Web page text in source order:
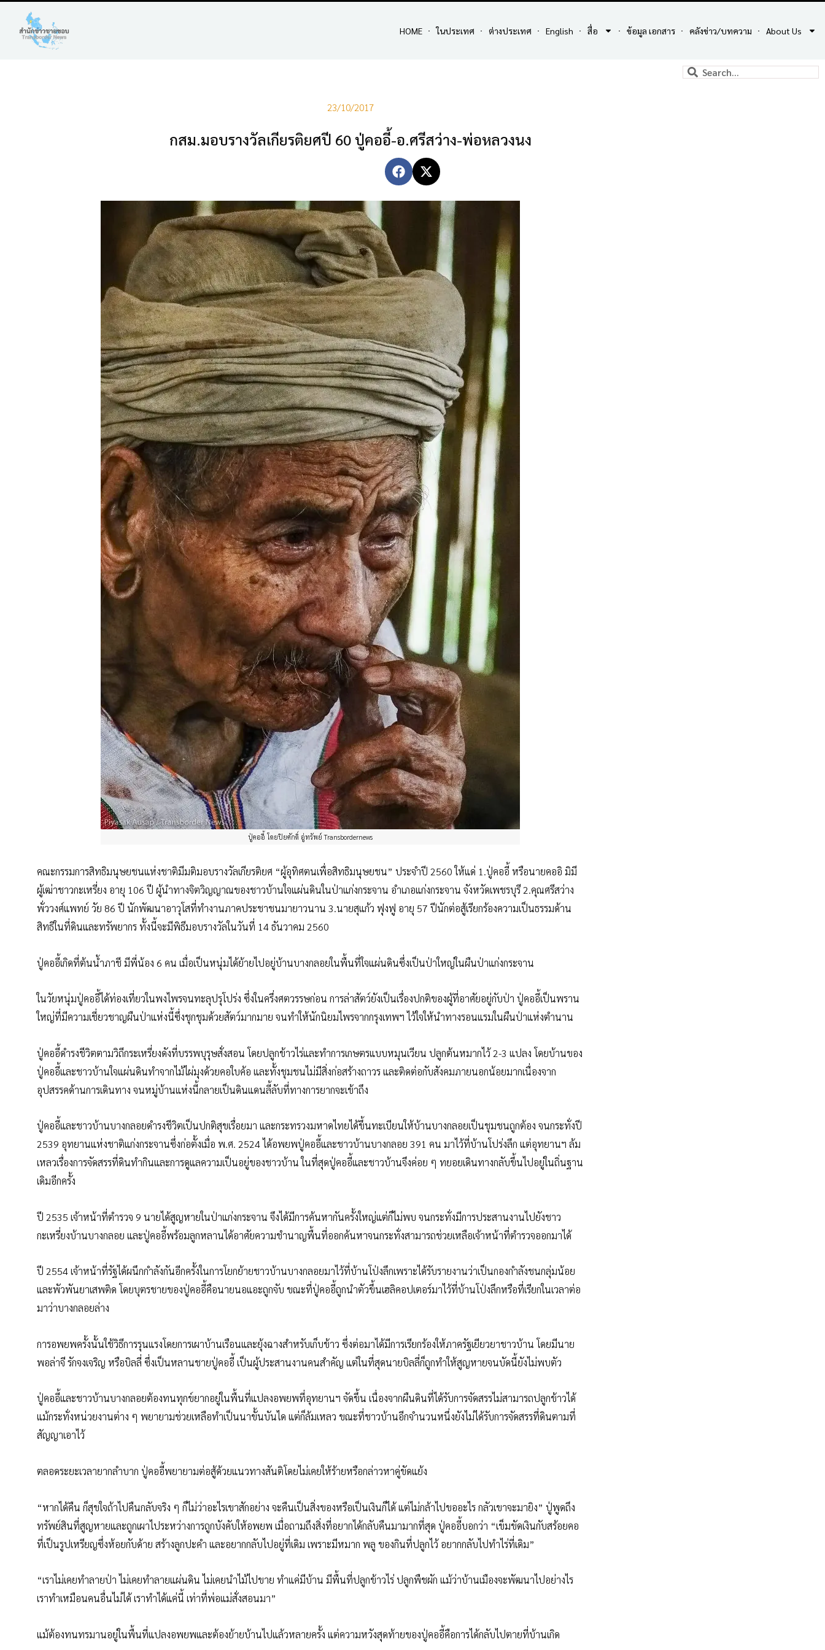
HOME ในประเทศ ต่างประเทศ English สื่อ ข้อมูล เอกสาร คลังข่าว/บทความ About Us
23/10/2017
กสม.มอบรางวัลเกียรติยศปี 60 ปู่คออี้-อ.ศรีสว่าง-พ่อหลวงนง
ปู่คออี้ โดยปิยศักดิ์ อู่ทรัพย์ Transbordernews
คณะกรรมการสิทธิมนุษยชนแห่งชาติมีมติมอบรางวัลเกียรติยศ “ผู้อุทิศตนเพื่อสิทธิมนุษยชน” ประจำปี 2560 ให้แด่ 1.ปู่คออี้ หรือนายคออิ มิมี
ผู้เฒ่าชาวกะเหรี่ยง อายุ 106 ปี ผู้นำทางจิตวิญญาณของชาวบ้านใจแผ่นดินในป่าแก่งกระจาน อำเภอแก่งกระจาน จังหวัดเพชรบุรี 2.คุณศรีสว่าง
พั่ววงศ์แพทย์ วัย 86 ปี นักพัฒนาอาวุโสที่ทำงานภาคประชาชนมายาวนาน 3.นายสุแก้ว ฟุงฟู อายุ 57 ปีนักต่อสู้เรียกร้องความเป็นธรรมด้าน
สิทธิในที่ดินและทรัพยากร ทั้งนี้จะมีพิธีมอบรางวัลในวันที่ 14 ธันวาคม 2560
ปู่คออี้เกิดที่ต้นน้ำภาชี มีพี่น้อง 6 คน เมื่อเป็นหนุ่มได้ย้ายไปอยู่บ้านบางกลอยในพื้นที่ใจแผ่นดินซึ่งเป็นป่าใหญ่ในผืนป่าแก่งกระจาน
ในวัยหนุ่มปู่คออี้ได้ท่องเที่ยวในพงไพรจนทะลุปรุโปร่ง ซึ่งในครึ่งศตวรรษก่อน การล่าสัตว์ยังเป็นเรื่องปกติของผู้ที่อาศัยอยู่กับป่า ปู่คออี้เป็นพราน
ใหญ่ที่มีความเชี่ยวชาญผืนป่าแห่งนี้ซึ่งชุกชุมด้วยสัตว์มากมาย จนทำให้นักนิยมไพรจากกรุงเทพฯ ไว้ใจให้นำทางรอนแรมในผืนป่าแห่งตำนาน
ปู่คออี้ดำรงชีวิตตามวิถีกระเหรี่ยงดังที่บรรพบุรุษสั่งสอน โดยปลูกข้าวไร่และทำการเกษตรแบบหมุนเวียน ปลูกต้นหมากไว้ 2-3 แปลง โดยบ้านของ
ปู่คออี้และชาวบ้านใจแผ่นดินทำจากไม้ไผ่มุงด้วยคอใบค้อ และทั้งชุมชนไม่มีสิ่งก่อสร้างถาวร และติดต่อกับสังคมภายนอกน้อยมากเนื่องจาก
อุปสรรคด้านการเดินทาง จนหมู่บ้านแห่งนี้กลายเป็นดินแดนลี้ลับที่ทางการยากจะเข้าถึง
ปู่คออี้และชาวบ้านบางกลอยดำรงชีวิตเป็นปกติสุขเรื่อยมา และกระทรวงมหาดไทยได้ขึ้นทะเบียนให้บ้านบางกลอยเป็นชุมชนถูกต้อง จนกระทั่งปี
2539 อุทยานแห่งชาติแก่งกระจานซึ่งก่อตั้งเมื่อ พ.ศ. 2524 ได้อพยพปู่คออี้และชาวบ้านบางกลอย 391 คน มาไว้ที่บ้านโปร่งลึก แต่อุทยานฯ ล้ม
เหลวเรื่องการจัดสรรที่ดินทำกินและการดูแลความเป็นอยู่ของชาวบ้าน ในที่สุดปู่คออี้และชาวบ้านจึงค่อย ๆ ทยอยเดินทางกลับขึ้นไปอยู่ในถิ่นฐาน
เดิมอีกครั้ง
ปี 2535 เจ้าหน้าที่ตำรวจ 9 นายได้สูญหายในป่าแก่งกระจาน จึงได้มีการค้นหากันครั้งใหญ่แต่ก็ไม่พบ จนกระทั่งมีการประสานงานไปยังชาว
กะเหรี่ยงบ้านบางกลอย และปู่คออี้พร้อมลูกหลานได้อาศัยความชำนาญพื้นที่ออกค้นหาจนกระทั่งสามารถช่วยเหลือเจ้าหน้าที่ตำรวจออกมาได้
ปี 2554 เจ้าหน้าที่รัฐได้ผนึกกำลังกันอีกครั้งในการโยกย้ายชาวบ้านบางกลอยมาไว้ที่บ้านโป่งลึกเพราะได้รับรายงานว่าเป็นกองกำลังชนกลุ่มน้อย
และพัวพันยาเสพติด โดยบุตรชายของปู่คออี้คือนายนอแอะถูกจับ ขณะที่ปู่คออี้ถูกนำตัวขึ้นเฮลิคอปเตอร์มาไว้ที่บ้านโป่งลึกหรือที่เรียกในเวลาต่อ
มาว่าบางกลอยล่าง
การอพยพครั้งนั้นใช้วิธีการรุนแรงโดยการเผาบ้านเรือนและยุ้งฉางสำหรับเก็บข้าว ซึ่งต่อมาได้มีการเรียกร้องให้ภาครัฐเยียวยาชาวบ้าน โดยมีนาย
พอล่าจี รักจงเจริญ หรือบิลลี่ ซึ่งเป็นหลานชายปู่คออี้ เป็นผู้ประสานงานคนสำคัญ แต่ในที่สุดนายบิลลี่ก็ถูกทำให้สูญหายจนบัดนี้ยังไม่พบตัว
ปู่คออี้และชาวบ้านบางกลอยต้องทนทุกข์ยากอยู่ในพื้นที่แปลงอพยพที่อุทยานฯ จัดขึ้น เนื่องจากผืนดินที่ได้รับการจัดสรรไม่สามารถปลูกข้าวได้
แม้กระทั่งหน่วยงานต่าง ๆ พยายามช่วยเหลือทำเป็นนาขั้นบันได แต่ก็ล้มเหลว ขณะที่ชาวบ้านอีกจำนวนหนึ่งยังไม่ได้รับการจัดสรรที่ดินตามที่
สัญญาเอาไว้
ตลอดระยะเวลายากลำบาก ปู่คออี้พยายามต่อสู้ด้วยแนวทางสันติโดยไม่เคยให้ร้ายหรือกล่าวหาคู่ขัดแย้ง
“หากได้คืน ก็สุขใจถ้าไปคืนกลับจริง ๆ ก็ไม่ว่าอะไรเขาสักอย่าง จะคืนเป็นสิ่งของหรือเป็นเงินก็ได้ แต่ไม่กล้าไปขออะไร กลัวเขาจะมายิง” ปู่พูดถึง
ทรัพย์สินที่สูญหายและถูกเผาไประหว่างการถูกบังคับให้อพยพ เมื่อถามถึงสิ่งที่อยากได้กลับคืนมามากที่สุด ปู่คออี้บอกว่า “เข็มขัดเงินกับสร้อยคอ
ที่เป็นรูปเหรียญซึ่งห้อยกับด้าย สร้างลูกปะคำ และอยากกลับไปอยู่ที่เดิม เพราะมีหมาก พลู ของกินที่ปลูกไว้ อยากกลับไปทำไร่ที่เดิม”
“เราไม่เคยทำลายป่า ไม่เคยทำลายแผ่นดิน ไม่เคยนำไม้ไปขาย ทำแค่มีบ้าน มีพื้นที่ปลูกข้าวไร่ ปลูกพืชผัก แม้ว่าบ้านเมืองจะพัฒนาไปอย่างไร
เราทำเหมือนคนอื่นไม่ได้ เราทำได้แค่นี้ เท่าที่พ่อแม่สั่งสอนมา”
แม้ต้องทนทรมานอยู่ในพื้นที่แปลงอพยพและต้องย้ายบ้านไปแล้วหลายครั้ง แต่ความหวังสุดท้ายของปู่คออี้คือการได้กลับไปตายที่บ้านเกิด